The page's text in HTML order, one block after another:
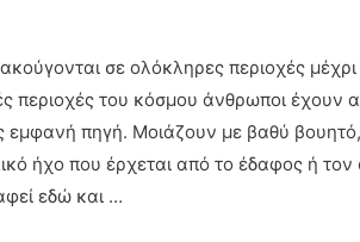
σε ολόκληρες περιοχές
περιοχές του κόσμου άνθρωποι έχουν
πηγή. Μοιάζουν με βαθύ
ήχο που έρχεται από το έδαφος ή
εδώ και …